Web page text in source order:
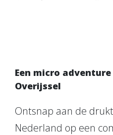
Een micro
Overijssel
Ontsnap aan de
Nederland op een